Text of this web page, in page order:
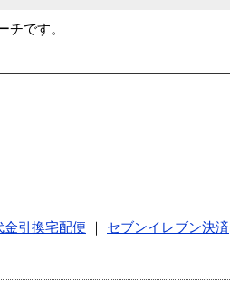
チです。
金引換宅配便
セブンイレブン決済